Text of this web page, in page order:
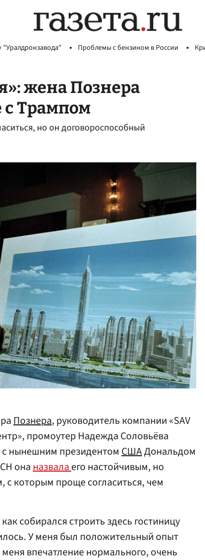
"Уралдронзавода" Проблемы с бензином в России
жена Познера
с Трампом
но он договороспособный
Познера, руководитель компании «SAV
промоутер Надежда Соловьёва
с нынешним президентом СШАДональдом
онаназвалаего настойчивым, но
которым проще согласиться, чем
собирался строить здесь гостиницу
У меня был положительный опыт
впечатление нормального, очень